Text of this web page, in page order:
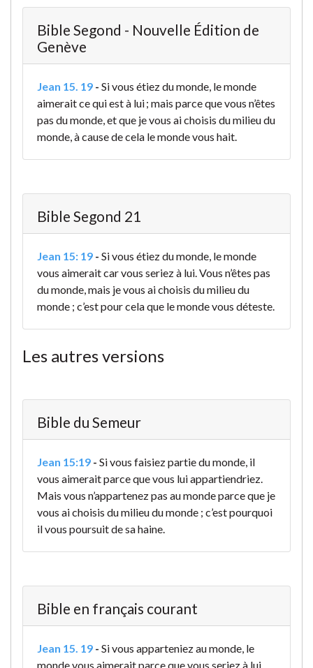
Bible Segond - Nouvelle Édition de
Genève
Jean 15. 19 - Si vous étiez du monde, le monde
aimerait ce qui est à lui ; mais parce que vous n’êtes
pas du monde, et que je vous ai choisis du milieu du
monde, à cause de cela le monde vous hait.
Bible Segond 21
Jean 15: 19 - Si vous étiez du monde, le monde
vous aimerait car vous seriez à lui. Vous n’êtes pas
du monde, mais je vous ai choisis du milieu du
monde ; c’est pour cela que le monde vous déteste.
Les autres versions
Bible du Semeur
Jean 15:19 - Si vous faisiez partie du monde, il
vous aimerait parce que vous lui appartiendriez.
Mais vous n’appartenez pas au monde parce que je
vous ai choisis du milieu du monde ; c’est pourquoi
il vous poursuit de sa haine.
Bible en français courant
Jean 15. 19 - Si vous apparteniez au monde, le
monde vous aimerait parce que vous seriez à lui.